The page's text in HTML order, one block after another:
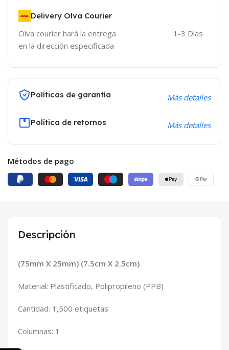
Delivery Olva Courier
Olva courier hará la entrega
en la dirección especificada
1-3 Días
Políticas de garantía Más detalles
Política de retornos Más detalles
Métodos de pago
Descripción
(75mm X 25mm) (7.5cm X 2.5cm)
Material: Plastificado, Polipropileno (PPB)
Cantidad: 1,500 etiquetas
Columnas: 1